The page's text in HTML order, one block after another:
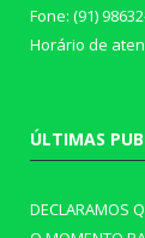
Fone: (91)
Horário de
ÚLTIMAS
DECLARAMOS